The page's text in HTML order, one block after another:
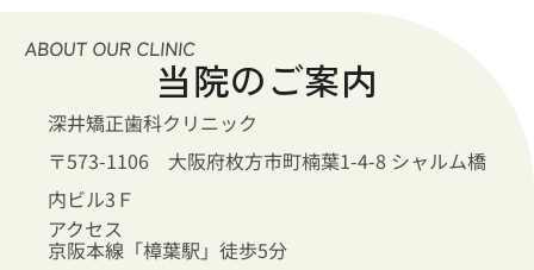
当院のご案内
深井矯正歯科クリニック
〒573-1106 大阪府枚方市町楠葉1-4-8 シャルム橋
内ビル3Ｆ
アクセス
京阪本線「樟葉駅」徒歩5分